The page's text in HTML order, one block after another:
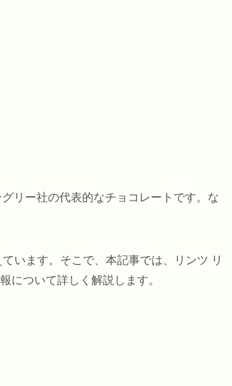
リー社の代表的なチョコレートです。な
います。そこで、本記事では、リンツ リ
について詳しく解説します。